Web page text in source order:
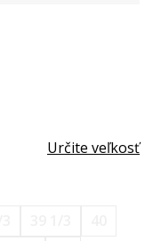
Určite veľkosť